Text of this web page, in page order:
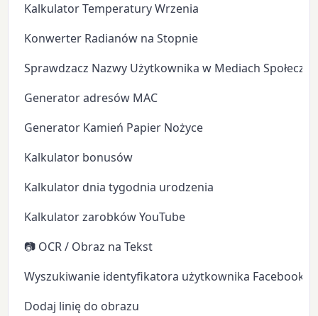
Kalkulator Temperatury Wrzenia
Konwerter Radianów na Stopnie
Sprawdzacz Nazwy Użytkownika w Mediach
Generator adresów MAC
Generator Kamień Papier Nożyce
Kalkulator bonusów
Kalkulator dnia tygodnia urodzenia
Kalkulator zarobków YouTube
📷 OCR / Obraz na Tekst
Wyszukiwanie identyfikatora użytkownika Facebooka
Dodaj linię do obrazu